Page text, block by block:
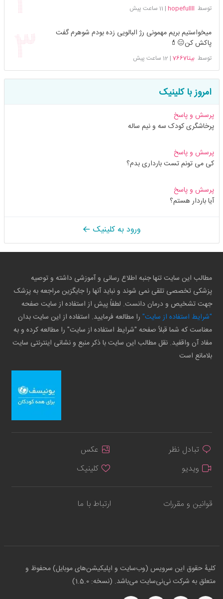
توسط hopefullll
| 11 ساعت پیش
میخواستیم بریم مهمونی رژ البالویی زده بودم شوهرم گفت
پاکش کن😑💄
توسطبیتا7667 | 12 ساعت پیش
امروز با کلینیک
پرسش و پاسخ
پرخاشگری کودک سه و نیم ساله
پرسش و پاسخ
کی می تونم تست بارداری بدم؟
پرسش و پاسخ
آیا باردار هستم؟
ورود به کلینیک
مطالب این سایت تنها جنبه اطلاع رسانی و آموزشی داشته و توصیه
پزشکی تخصصی تلقی نمی شوند و نباید آنها را جایگزین مراجعه به پزشک
جهت تشخیص و درمان دانست. لطفاً پیش از استفاده از سایت صفحه
"شرایط استفاده از سایت" را مطالعه فرمایید. استفاده از این سایت بدان
معناست که شما قبلاً صفحه "شرایط استفاده از سایت" را مطالعه کرده و به
مفاد آن واقفید. نقل مطالب این سایت با ذکر منبع و نشانی اینترنتی سایت
بلامانع است
تبادل نظر
عکس
ویدیو
کلینیک
قوانین و مقررات ارتباط با ما
کلیهٔ حقوق این سرویس (وب‌سایت و اپلیکیشن‌های موبایل) محفوظ و
متعلق به شرکت نی‌نی‌سایت می‌باشد. (نسخه: 1.5.0)